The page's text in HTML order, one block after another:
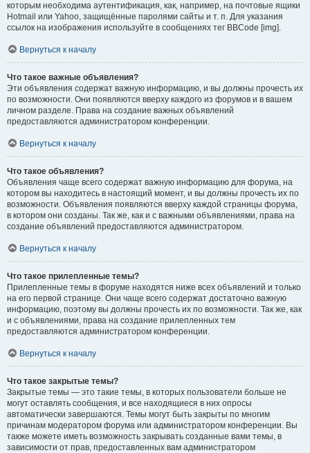
которым необходима аутентификация, как, например, на почтовые ящики
Hotmail или Yahoo, защищённые паролями сайты и т. п. Для указания
ссылок на изображения используйте в сообщениях тег BBCode [img].
Вернуться к началу
Что такое важные объявления?
Эти объявления содержат важную информацию, и вы должны прочесть их
по возможности. Они появляются вверху каждого из форумов и в вашем
личном разделе. Права на создание важных объявлений
предоставляются администратором конференции.
Вернуться к началу
Что такое объявления?
Объявления чаще всего содержат важную информацию для форума, на
котором вы находитесь в настоящий момент, и вы должны прочесть их по
возможности. Объявления появляются вверху каждой страницы форума,
в котором они созданы. Так же, как и с важными объявлениями, права на
создание объявлений предоставляются администратором.
Вернуться к началу
Что такое прилепленные темы?
Прилепленные темы в форуме находятся ниже всех объявлений и только
на его первой странице. Они чаще всего содержат достаточно важную
информацию, поэтому вы должны прочесть их по возможности. Так же, как
и с объявлениями, права на создание прилепленных тем
предоставляются администратором конференции.
Вернуться к началу
Что такое закрытые темы?
Закрытые темы — это такие темы, в которых пользователи больше не
могут оставлять сообщения, и все находящиеся в них опросы
автоматически завершаются. Темы могут быть закрыты по многим
причинам модератором форума или администратором конференции. Вы
также можете иметь возможность закрывать созданные вами темы, в
зависимости от прав, предоставленных вам администратором